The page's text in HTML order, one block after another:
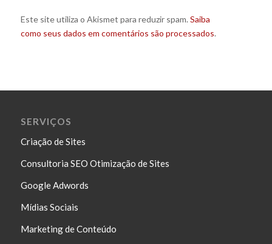
Este site utiliza o Akismet para reduzir spam. Saiba
como seus dados em comentários são processados.
SERVIÇOS
Criação de Sites
Consultoria SEO Otimização de Sites
Google Adwords
Mídias Sociais
Marketing de Conteúdo